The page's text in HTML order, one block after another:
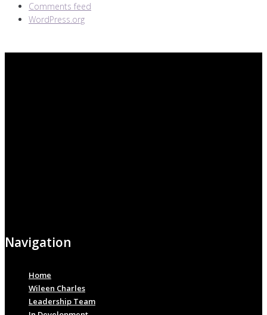
Comments feed
WordPress.org
Navigation
Home
Wileen Charles
Leadership Team